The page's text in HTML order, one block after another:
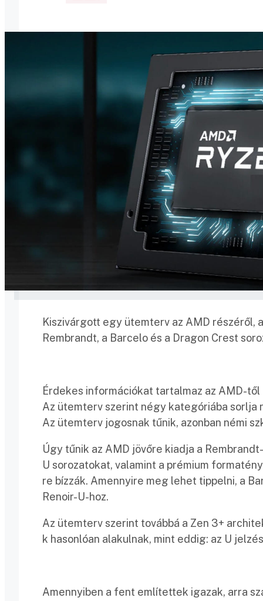
Kiszivárgott egy ütemterv az AMD részéről,
Rembrandt, a Barcelo és a Dragon Crest
Érdekes információkat tartalmaz az AMD-
Az ütemterv szerint négy kategóriába sorlja
Az ütemterv jogosnak tűnik, azonban némi
Úgy tűnik az AMD jövőre kiadja a
U sorozatokat, valamint a prémium
re bízzák. Amennyire meg lehet tippelni, a
Renoir-U-hoz.
Az ütemterv szerint továbbá a Zen 3+
k hasonlóan alakulnak, mint eddig: az U
Amennyiben a fent említettek igazak, arra